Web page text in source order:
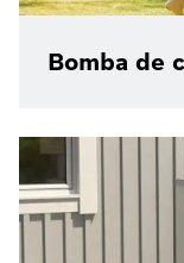
Bomba de